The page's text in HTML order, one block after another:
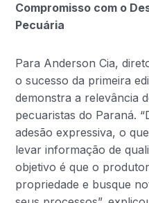
Compromisso com o
Pecuária
Para Anderson Cia,
o sucesso da primeira
demonstra a relevância
pecuaristas do Paraná.
adesão expressiva, o
levar informação de
objetivo é que o
propriedade e busque